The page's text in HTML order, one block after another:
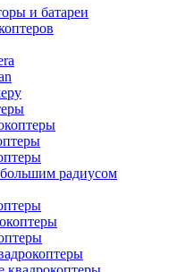
и батареи
радиусом